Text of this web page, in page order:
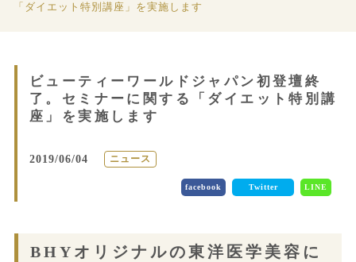
「ダイエット特別講座」を実施します
ビューティーワールドジャパン初登壇終
了。セミナーに関する「ダイエット特別講
座」を実施します
2019/06/04 ニュース
facebook Twitter LINE
BHYオリジナルの東洋医学美容に